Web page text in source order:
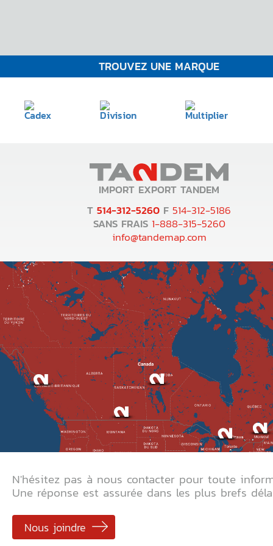
TROUVEZ UNE MARQUE
IMPORT EXPORT TANDEM
T 514-312-5260 F 514-312-5186
SANS FRAIS 1-888-315-5260
info@tandemap.com
N'hésitez pas à nous contacter pour toute
Une réponse est assurée dans les plus brefs
Nous joindre